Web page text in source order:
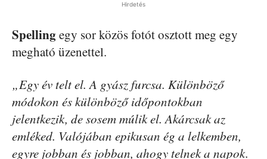
Hirdetés
Spellingegy sor közös fotót osztott meg egy
megható üzenettel.
„Egy év telt el. A gyász furcsa. Különböző
módokon és különböző időpontokban
jelentkezik, de sosem múlik el. Akárcsak az
emléked. Valójában epikusan ég a lelkemben,
egyre jobban és jobban, ahogy telnek a napok.